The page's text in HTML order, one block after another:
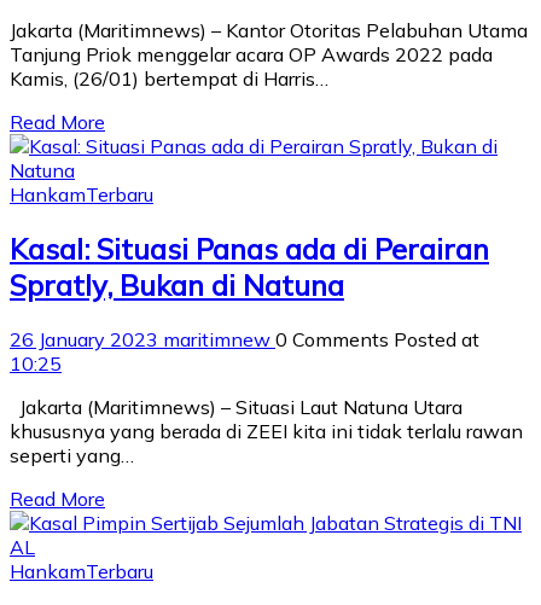
Jakarta (Maritimnews) – Kantor Otoritas Pelabuhan Utama
Tanjung Priok menggelar acara OP Awards 2022 pada
Kamis, (26/01) bertempat di Harris…
Read More
HankamTerbaru
Kasal: Situasi Panas ada di Perairan
Spratly, Bukan di Natuna
26 January 2023 maritimnew 0 Comments Posted at
10:25
Jakarta (Maritimnews) – Situasi Laut Natuna Utara
khususnya yang berada di ZEEI kita ini tidak terlalu rawan
seperti yang…
Read More
HankamTerbaru